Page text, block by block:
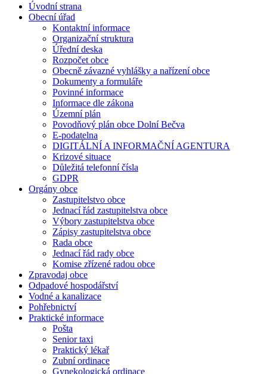
Úvodní strana
Obecní úřad
Kontaktní informace
Organizační struktura
Úřední deska
Rozpočet obce
Obecně závazné vyhlášky a nařízení obce
Dokumenty a formuláře
Povinné informace
Informace dle zákona
Územní plán
Povodňový plán obce Dolní Bečva
E-podatelna
DIGITÁLNÍ A INFORMAČNÍ AGENTURA
Krizové situace
Důležitá telefonní čísla
GDPR
Orgány obce
Zastupitelstvo obce
Jednací řád zastupitelstva obce
Výbory zastupitelstva obce
Zápisy zastupitelstva obce
Rada obce
Jednací řád rady obce
Komise zřízené radou obce
Zpravodaj obce
Odpadové hospodářství
Vodné a kanalizace
Pohřebnictví
Praktické informace
Pošta
Senior taxi
Praktický lékař
Zubní ordinace
Gynekologická ordinace